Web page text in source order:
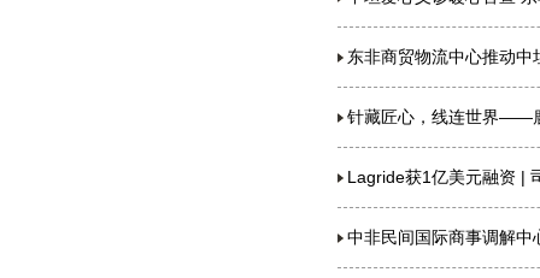
东非商贸物流中心推动
针藏匠心，线连世界——
Lagride获1亿美元融资 |
中非民间国际商事调解